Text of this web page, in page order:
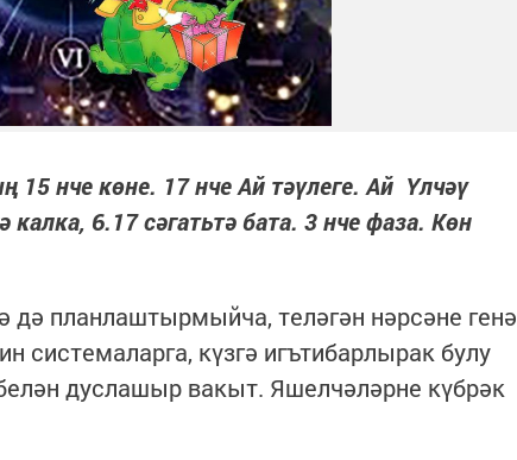
нче көне. 17 нче Ай тәүлеге. Ай Үлчәү
6.17 сәгатьтә бата. 3 нче фаза. Көн
дә планлаштырмыйча, теләгән нәрсәне генә
системаларга, күзгә игътибарлырак булу
дуслашыр вакыт. Яшелчәләрне күбрәк